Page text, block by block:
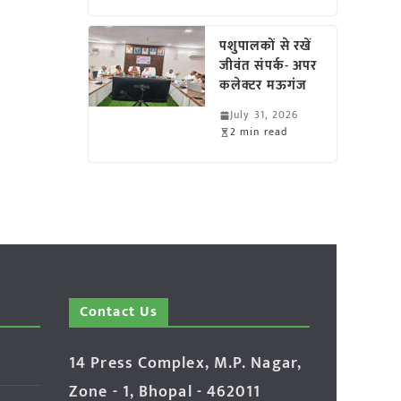
पशुपालकों से रखें
जीवंत संपर्क- अपर
कलेक्टर मऊगंज
July 31, 2026
2 min read
Contact Us
14 Press Complex, M.P. Nagar,
Zone - 1, Bhopal - 462011